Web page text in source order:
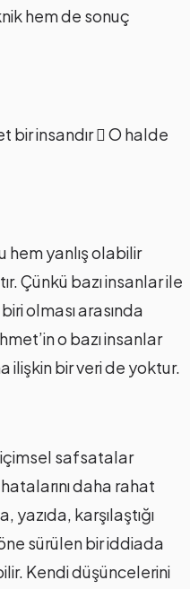
hem de sonuç
bir insandır  O halde
hem yanlış olabilir
Çünkü bazı insanlar ile
olması arasında
o bazı insanlar
ilişkin bir veri de yoktur.
safsatalar
daha rahat
karşılaştığı
sürülen bir iddiada
Kendi düşüncelerini